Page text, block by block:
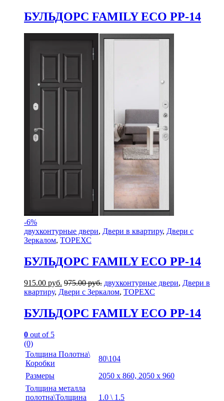
БУЛЬДОРС FAMILY ECO PP-14
-6%
двухконтурные двери, Двери в квартиру, Двери с
Зеркалом, ТОРЕХС
БУЛЬДОРС FAMILY ECO PP-14
915.00 руб. 975.00руб. двухконтурные двери, Двери в
квартиру, Двери с Зеркалом, ТОРЕХС
БУЛЬДОРС FAMILY ECO PP-14
0 out of 5
(0)
Толщина Полотна\
Коробки
80\104
Размеры
2050 х 860, 2050 х 960
Толщина металла
полотна\Толщина
1.0 \ 1.5